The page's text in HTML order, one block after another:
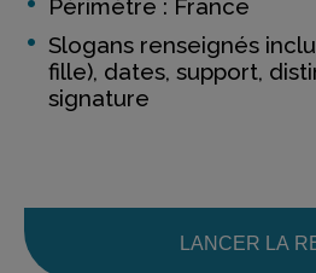
Périmètre : France
Slogans renseignés
fille), dates, support,
signature
LANCER LA